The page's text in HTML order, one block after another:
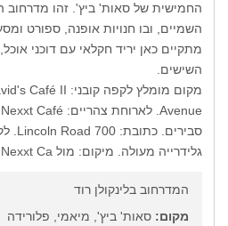
החמישית של סאות' ביץ'. זהו מדרחוב
השמיים, ובו חנויות אופנה, ספורט
מתקיים כאן יריד חקלאי עם דוכני
השישים.
גלידרייה מעולה. מיקום: מול Nexxt Ca
המדרחוב בלינקולן רוד
מקום: סאות' ביץ', מיאמי, פלורידה